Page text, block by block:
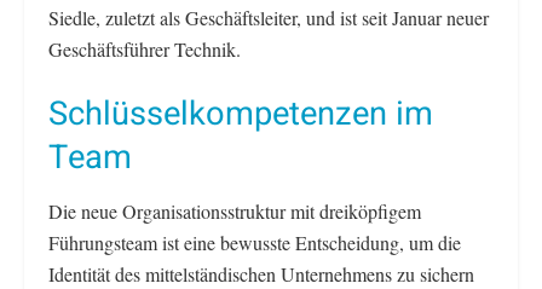
Siedle, zuletzt als Geschäftsleiter, und ist seit Januar neuer
Geschäftsführer Technik.
Schlüsselkompetenzen im
Team
Die neue Organisationsstruktur mit dreiköpfigem
Führungsteam ist eine bewusste Entscheidung, um die
Identität des mittelständischen Unternehmens zu sichern